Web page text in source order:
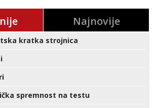
Najnovije
kratka strojnica
spremnost na testu